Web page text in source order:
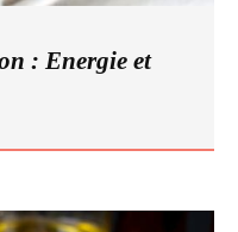
: Energie et